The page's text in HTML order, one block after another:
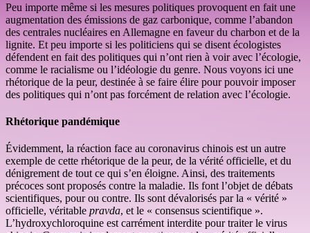
Peu importe même si les mesures politiques provoquent en fait une
augmentation des émissions de gaz carbonique, comme l’abandon
des centrales nucléaires en Allemagne en faveur du charbon et de la
lignite. Et peu importe si les politiciens qui se disent écologistes
défendent en fait des politiques qui n’ont rien à voir avec l’écologie,
comme le racialisme ou l’idéologie du genre. Nous voyons ici une
rhétorique de la peur, destinée à se faire élire pour pouvoir imposer
des politiques qui n’ont pas forcément de relation avec l’écologie.
Rhétorique pandémique
Évidemment, la réaction face au coronavirus chinois est un autre
exemple de cette rhétorique de la peur, de la vérité officielle, et du
dénigrement de tout ce qui s’en éloigne. Ainsi, des traitements
précoces sont proposés contre la maladie. Ils font l’objet de débats
scientifiques, pour ou contre. Ils sont dévalorisés par la « vérité »
officielle, véritable pravda, et le « consensus scientifique ».
L’hydroxychloroquine est carrément interdite pour traiter le virus